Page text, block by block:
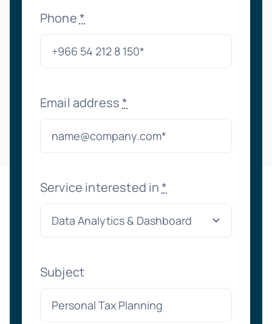
Phone*
Email address*
Service interested in*
Subject